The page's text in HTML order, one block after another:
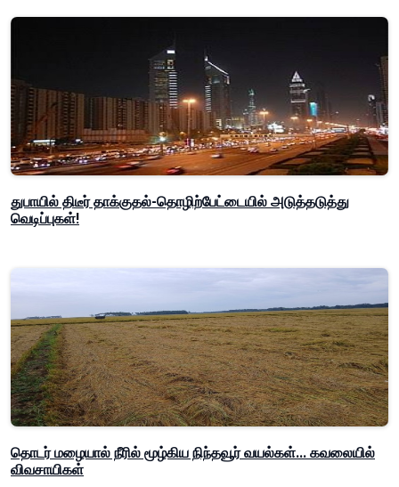
துபாயில் திடீர் தாக்குதல்-தொழிற்பேட்டையில் அடுத்தடுத்து
வெடிப்புகள்!
தொடர் மழையால் நீரில் மூழ்கிய நிந்தவூர் வயல்கள்... கவலையில்
விவசாயிகள்